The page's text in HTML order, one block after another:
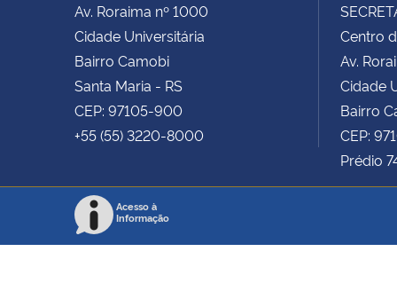
Av. Roraima nº 1000
Cidade Universitária
Bairro Camobi
Santa Maria - RS
CEP: 97105-900
+55 (55) 3220-8000
Centro
Av.
Cidade
Bairro
CEP:
Prédio
Acesso à
Informação